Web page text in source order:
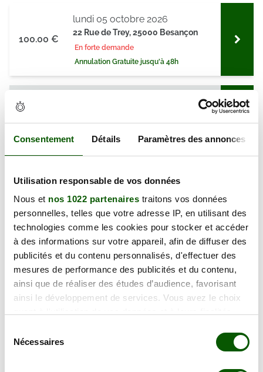
Consentement Détails Paramètres des annonces
Utilisation responsable de vos données
Nous et nos 1022 partenaires traitons vos données
personnelles, telles que votre adresse IP, en utilisant des
technologies comme les cookies pour stocker et accéder
à des informations sur votre appareil, afin de diffuser des
publicités et du contenu personnalisés, d'effectuer des
mesures de performance des publicités et du contenu,
ainsi que de réaliser des études d’audience, favorisant
ainsi le développement de services. Vous avez le choix
tout moment en consultant la Déclaration relative aux
cookies ou en cliquant sur l'icône de confidentialité.
Nécessaires
100.00 €
22 Rue de Trey, 25000 Besançon
En forte demande
Annulation Gratuite jusqu'à 48h
lundi 05 octobre 2026
100.00 €
Annulation Gratuite jusqu'à 48h
100.00 €
22 Rue de Trey, 25000 Besançon
En forte demande
Annulation Gratuite jusqu'à 48h
vendredi 23 octobre 2026
100.00 €
22 Rue de Trey, 25000 Besançon
En forte demande
vendredi 06 novembre 2026